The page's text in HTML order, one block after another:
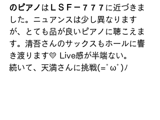
のピアノ は ＬＳＦ－７７７ に近づきま
した。ニュアンスは少し異なります
が、とても品が良いピアノに聴こえま
す。清吾さんのサックスもホールに響
き渡ります💛 Live感が半端ない。
続いて、天満さんに挑戦(=ﾟωﾟ)ﾉ